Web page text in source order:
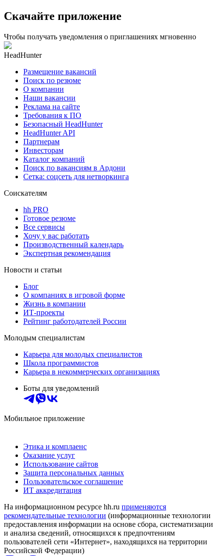
Скачайте приложение
Чтобы получать уведомления о приглашениях мгновенно
HeadHunter
Размещение вакансий
Поиск по резюме
О компании
Наши вакансии
Реклама на сайте
Требования к ПО
Безопасный HeadHunter
HeadHunter API
Партнерам
Инвесторам
Каталог компаний
Поиск по вакансиям в Ардони
Сетка: соцсеть для нетворкинга
Соискателям
hh PRO
Готовое резюме
Все сервисы
Хочу у вас работать
Производственный календарь
Экспертная рекомендация
Новости и статьи
Блог
О компаниях в игровой форме
Жизнь в компании
ИТ-проекты
Рейтинг работодателей России
Молодым специалистам
Карьера для молодых специалистов
Школа программистов
Карьера в некоммерческих организациях
Боты для уведомлений
Мобильное приложение
Этика и комплаенс
Оказание услуг
Использование сайтов
Защита персональных данных
Пользовательское соглашение
ИТ аккредитация
На информационном ресурсе hh.ru применяются
рекомендательные технологии (информационные технологии
предоставления информации на основе сбора, систематизации
и анализа сведений, относящихся к предпочтениям
пользователей сети «Интернет», находящихся на территории
Российской Федерации)